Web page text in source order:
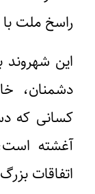
راسخ ملت
این
دشمنان،
کسانی که
آغشته
اتفاقات